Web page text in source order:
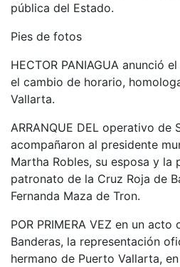
pública del Estado.
Pies de fotos
HECTOR PANIAGUA anunció
el cambio de horario,
Vallarta.
ARRANQUE DEL operativo de
acompañaron al presidente
Martha Robles, su esposa y la
patronato de la Cruz Roja de
Fernanda Maza de Tron.
POR PRIMERA VEZ en un
Banderas, la representación
hermano de Puerto Vallarta,